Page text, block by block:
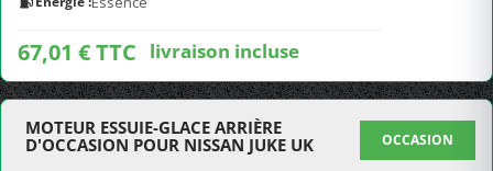
67,01 € TTC livraison incluse
MOTEUR ESSUIE-GLACE ARRIÈRE
D'OCCASION POUR NISSAN JUKE UK
OCCASION